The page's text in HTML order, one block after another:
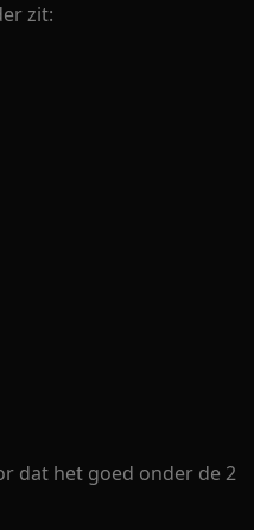
zit:
dat het goed onder de 2